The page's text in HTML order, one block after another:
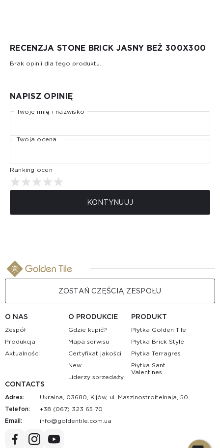
RECENZJA STONE BRICK JASNY BEŻ 300X300
Brak opinii dla tego produktu.
NAPISZ OPINIĘ
Twoje imię i nazwisko
Twoja ocena
Ranking ocen
KONTYNUUJ
ZOSTAŃ CZĘŚCIĄ ZESPOŁU
O NAS
Zespół
Produkcja
Aktualności
O PRODUKCIE
Gdzie kupić?
Mapa serwisu
Certyfikat jakości
New
Liderzy sprzedaży
PRODUKT
Płytka Golden Tile
Płytka Brick Style
Płytka Terragres
Płytka Sant
Valentines
CONTACTS
Adres:
Ukraina, 03680, Kijów, ul. Maszinostroitelnaja, 50
Telefon:
+38 (067) 323 65 70
Email:
au.moc.elitnedlog@ofni